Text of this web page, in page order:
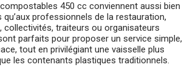
450 cc conviennent aussi bien
qu’aux professionnels de la restauration,
collectivités, traiteurs ou organisateurs
parfaits pour proposer un service simple,
tout en privilégiant une vaisselle plus
les contenants plastiques traditionnels.